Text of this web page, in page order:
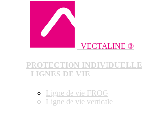
VECTALINE ®
PROTECTION INDIVIDUELLE
- LIGNES DE VIE
Ligne de vie FROG
Ligne de vie verticale